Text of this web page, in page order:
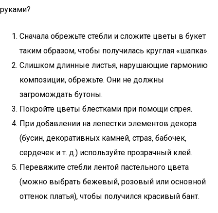
руками?
Сначала обрежьте стебли и сложите цветы в букет
таким образом, чтобы получилась круглая «шапка».
Слишком длинные листья, нарушающие гармонию
композиции, обрежьте. Они не должны
загромождать бутоны.
Покройте цветы блестками при помощи спрея.
При добавлении на лепестки элементов декора
(бусин, декоративных камней, страз, бабочек,
сердечек и т. д.) используйте прозрачный клей.
Перевяжите стебли лентой пастельного цвета
(можно выбрать бежевый, розовый или основной
оттенок платья), чтобы получился красивый бант.